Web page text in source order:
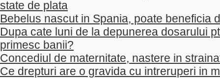
state de plata
Bebelus nascut in Spania, poate beneficia
Dupa cate luni de la depunerea dosarului
primesc banii?
Concediul de maternitate, nastere in
Ce drepturi are o gravida cu intreruperi in